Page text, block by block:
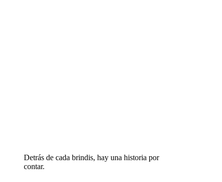
Detrás de cada brindis, hay una historia por
contar.